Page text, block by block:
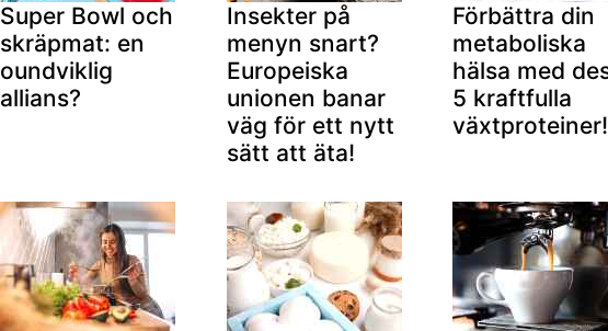
Super Bowl och
skräpmat: en
oundviklig
allians?
Insekter på
menyn snart?
Europeiska
unionen banar
väg för ett nytt
sätt att äta!
Förbättra din
metaboliska
hälsa med
5 kraftfulla
växtproteiner!